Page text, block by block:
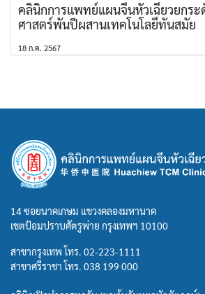
คลินิกการแพทย์แผนจีนหัวเฉียวยกระ
ศาสตร์พันปีผสานเทคโนโลยีทันสมัย
18 ก.ค. 2567
14 ซอยนาคเกษม แขวงคลองมหานาค
เขตป้อมปราบศัตรูพ่าย กรุงเทพฯ 10100
สาขากรุงเทพ โทร. 02-223-1111
สาขาศรีราชา โทร. 038 199 000